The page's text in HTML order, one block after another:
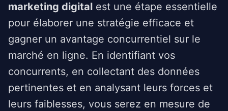
marketing digital est une étape essentielle
pour élaborer une stratégie efficace et
gagner un avantage concurrentiel sur le
marché en ligne. En identifiant vos
concurrents, en collectant des données
pertinentes et en analysant leurs forces et
leurs faiblesses, vous serez en mesure de